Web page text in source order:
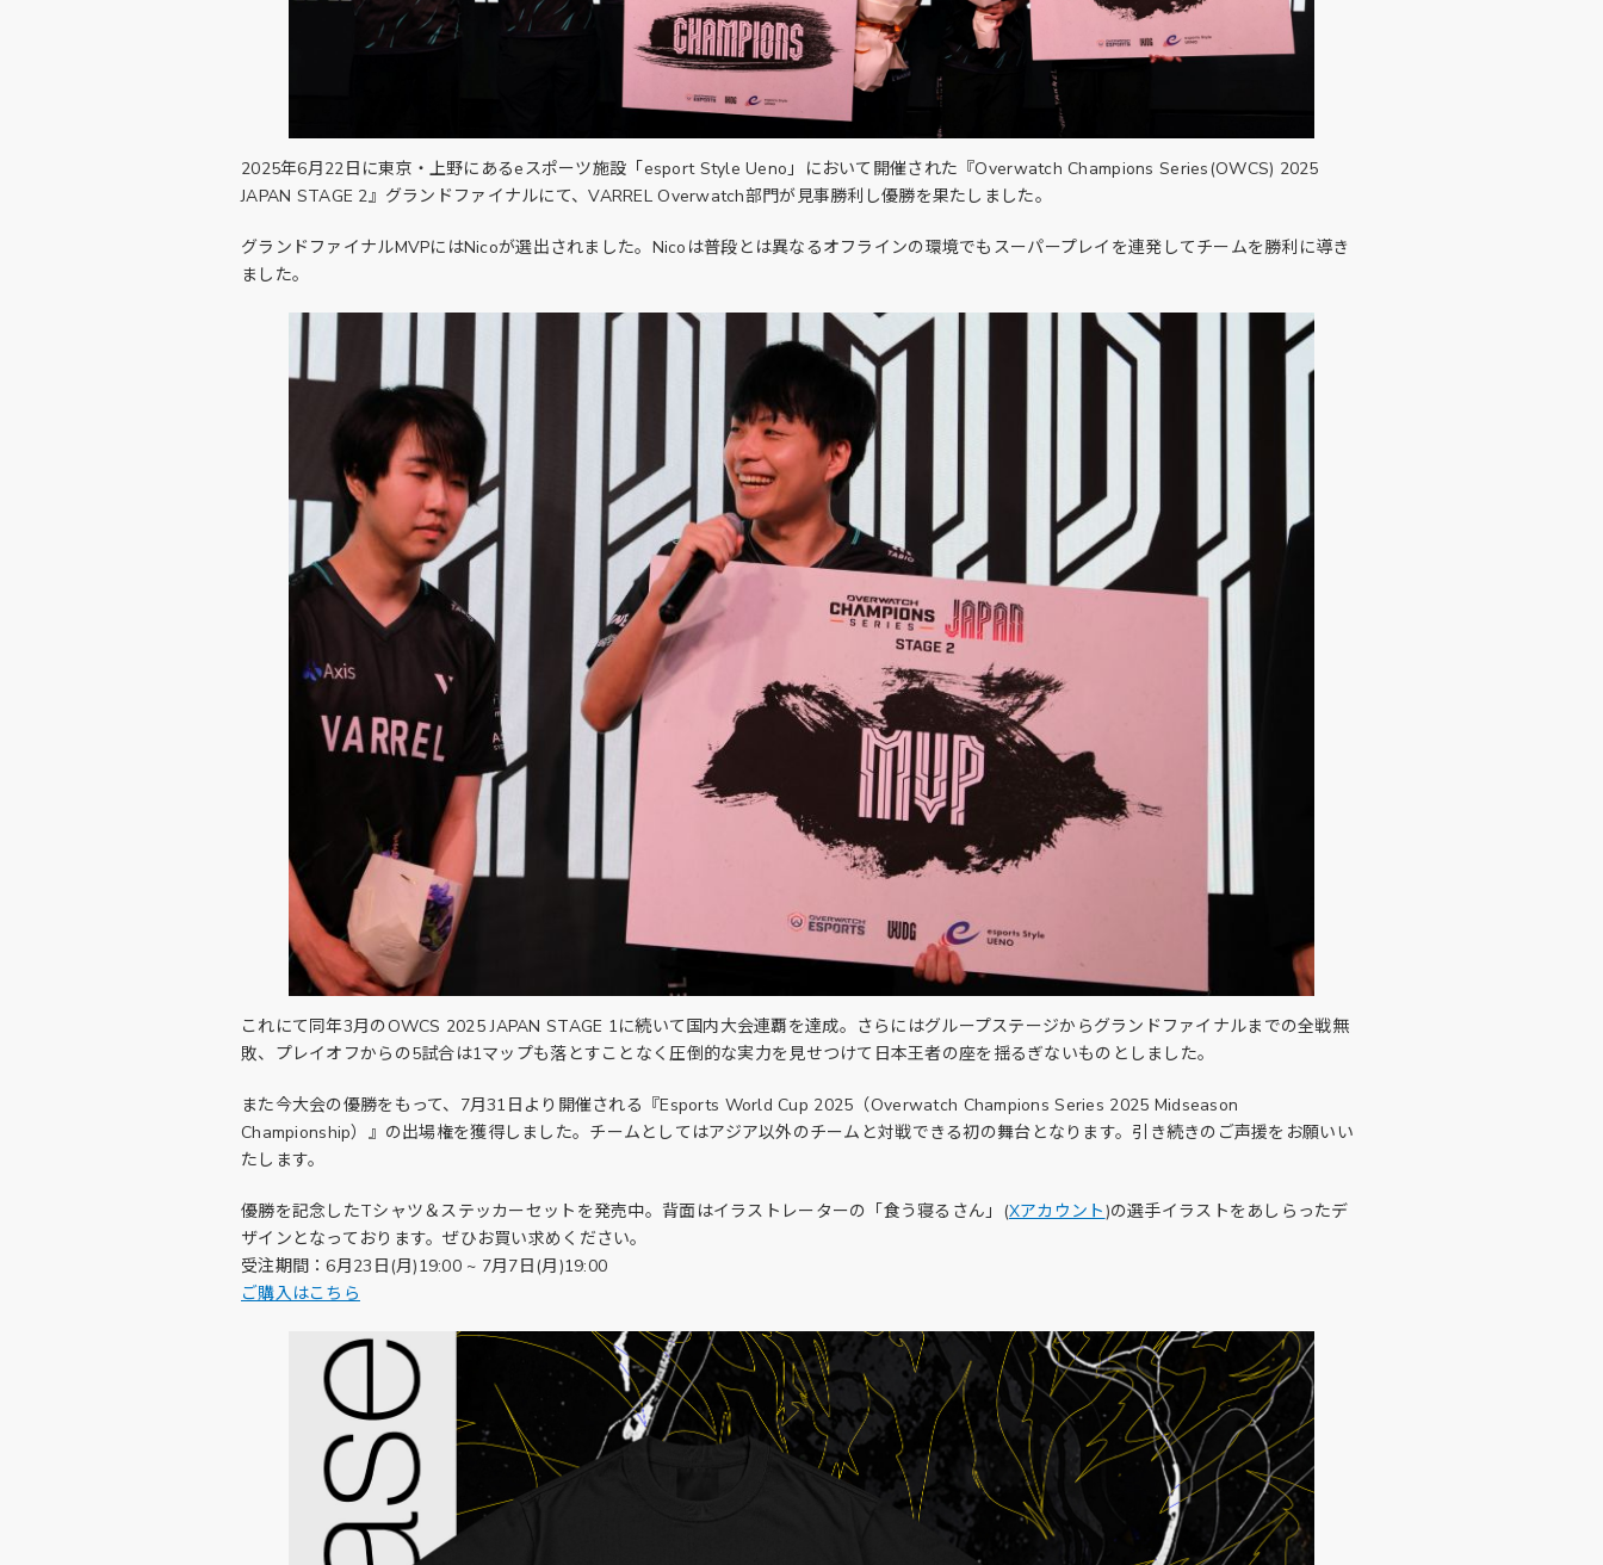
2025年6月22日に東京・上野にあるeスポーツ施設「esport Style Ueno」において開催された『Overwatch Champions Series(OWCS) 2025
JAPAN STAGE 2』グランドファイナルにて、VARREL Overwatch部門が見事勝利し優勝を果たしました。
グランドファイナルMVPにはNicoが選出されました。Nicoは普段とは異なるオフラインの環境でもスーパープレイを連発してチームを勝利に導き
ました。
これにて同年3月のOWCS 2025 JAPAN STAGE 1に続いて国内大会連覇を達成。さらにはグループステージからグランドファイナルまでの全戦無
敗、プレイオフからの5試合は1マップも落とすことなく圧倒的な実力を見せつけて日本王者の座を揺るぎないものとしました。
また今大会の優勝をもって、7月31日より開催される『Esports World Cup 2025（Overwatch Champions Series 2025 Midseason
Championship）』の出場権を獲得しました。チームとしてはアジア以外のチームと対戦できる初の舞台となります。引き続きのご声援をお願いい
たします。
優勝を記念したTシャツ＆ステッカーセットを発売中。背面はイラストレーターの「食う寝るさん」(Xアカウント)の選手イラストをあしらったデ
ザインとなっております。ぜひお買い求めください。
受注期間：6月23日(月)19:00 ~ 7月7日(月)19:00
ご購入はこちら